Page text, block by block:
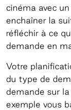
cinéma avec
enchaîner la
réfléchir à ce
demande en
Votre
du type de
demande sur
exemple vous